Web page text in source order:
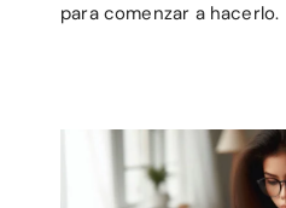
para comenzar a hacerlo.